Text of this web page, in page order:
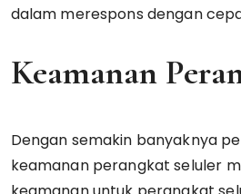
dalam merespons dengan
Keamanan
Dengan semakin banyaknya
keamanan perangkat seluler